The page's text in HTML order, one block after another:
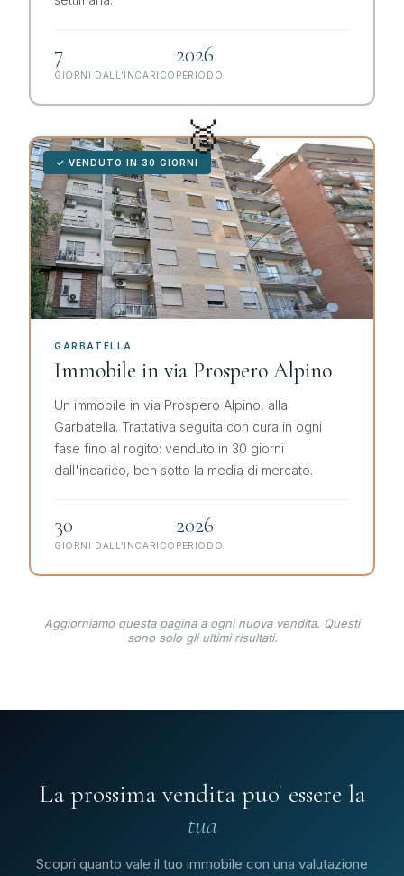
7
GIORNI DALL'INCARICO
2026
PERIODO
🥉
✓ VENDUTO IN 30 GIORNI
GARBATELLA
Immobile in via Prospero Alpino
Un immobile in via Prospero Alpino, alla
Garbatella. Trattativa seguita con cura in ogni
fase fino al rogito: venduto in 30 giorni
dall'incarico, ben sotto la media di mercato.
30
GIORNI DALL'INCARICO
2026
PERIODO
Aggiorniamo questa pagina a ogni nuova vendita. Questi
sono solo gli ultimi risultati.
La prossima vendita puo' essere la
tua
Scopri quanto vale il tuo immobile con una valutazione